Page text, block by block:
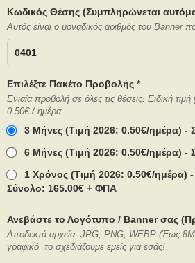
Κωδικός Θέσης (Συμπληρώνεται
Αυτός είναι ο μοναδικός αριθμός του Banner
Επιλέξτε Πακέτο Προβολής *
Ενιαία προβολή σε όλες τις θέσεις. Ειδική
0.50€ / ημέρα.
3 Μήνες (Τιμή 2026: 0.50€/ημέρα) -
6 Μήνες (Τιμή 2026: 0.50€/ημέρα) -
1 Χρόνος (Τιμή 2026: 0.50€/ημέρα)
Σύνολο: 165.00€ + ΦΠΑ
Ανεβάστε το Λογότυπο / Banner σας
Αποδεκτά αρχεία: JPG, PNG, WEBP (Έως
γραφικό, το σχεδιάζουμε εμείς για εσάς!